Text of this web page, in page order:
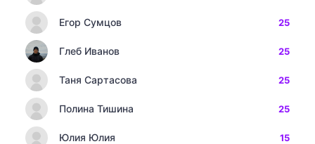
Егор Сумцов 25
Глеб Иванов 25
Таня Сартасова 25
Полина Тишина 25
Юлия Юлия 15